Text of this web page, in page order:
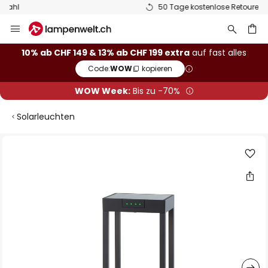
50 Tage kostenlose Retoure
Inhalt
springen
10% ab CHF 149 & 13% ab CHF 199 extra auf fast alles
Code:WOW kopieren
WOW Week:Bis zu -70%
Solarleuchten